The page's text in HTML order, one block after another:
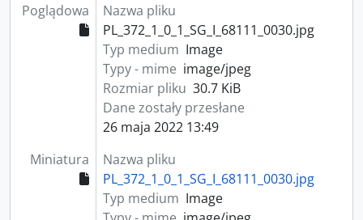
Poglądowa
Nazwa pliku
PL_372_1_0_1_SG_I_68111_0030.jpg
Typ medium Image
Typy - mime image/jpeg
Rozmiar pliku 30.7 KiB
Dane zostały przesłane
26 maja 2022 13:49
Miniatura
Nazwa pliku
PL_372_1_0_1_SG_I_68111_0030.jpg
Typ medium Image